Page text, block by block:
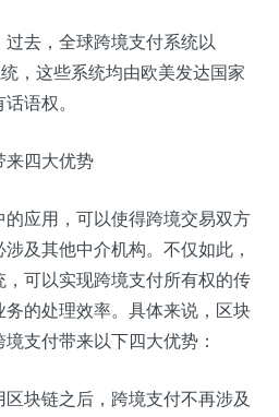
去，全球跨境支付系统以
，这些系统均由欧美发达国家
语权。
来四大优势
应用，可以使得跨境交易双方
及其他中介机构。不仅如此，
可以实现跨境支付所有权的传
的处理效率。具体来说，区块
支付带来以下四大优势：
块链之后，跨境支付不再涉及